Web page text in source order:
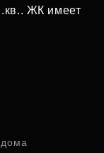
ЖК имеет